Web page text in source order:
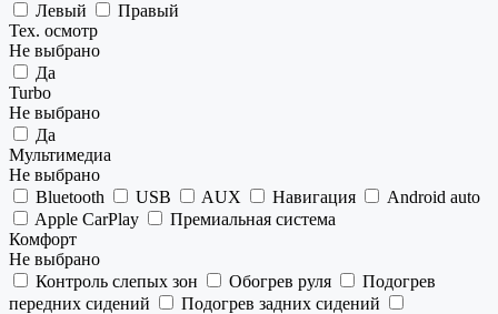
Левый
Правый
Тех. осмотр
Не выбрано
Да
Turbo
Не выбрано
Да
Мультимедиа
Не выбрано
Bluetooth
USB AUX Навигация
Android auto
Apple CarPlay
Премиальная система
Комфорт
Не выбрано
Контроль слепых зон
Обогрев руля
Подогрев
передних сидений
Подогрев задних сидений